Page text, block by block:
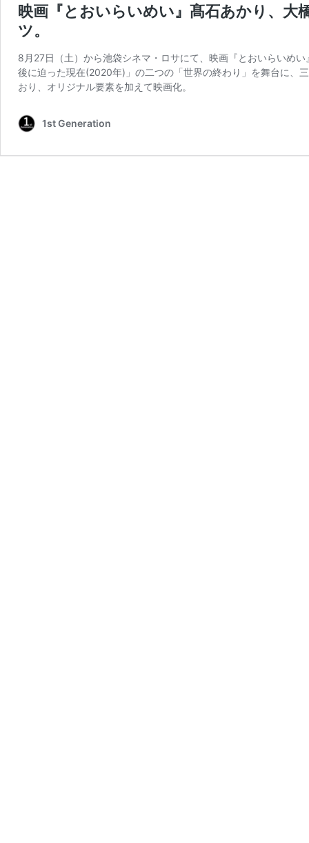
映画『とおいらいめい』髙石あかり、大
ツ。
8月27日（土）から池袋シネマ・ロサにて、映画『とおいらいめ
後に迫った現在(2020年)」の二つの「世界の終わり」を舞台に、
おり、オリジナル要素を加えて映画化。
1st Generation